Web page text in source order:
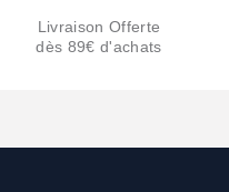
Livraison Offerte
dès 89€ d'achats